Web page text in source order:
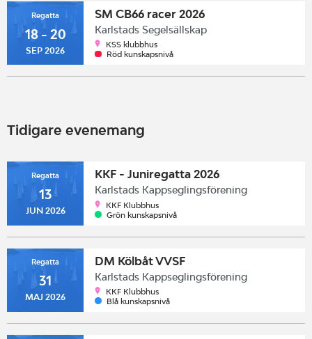
Regatta
18 - 20
SEP 2026
SM CB66 racer 2026
Karlstads Segelsällskap
KSS klubbhus
Röd kunskapsnivå
Tidigare evenemang
Regatta
13
JUN 2026
KKF - Juniregatta 2026
Karlstads Kappseglingsförening
KKF Klubbhus
Grön kunskapsnivå
Regatta
31
MAJ 2026
DM Kölbåt VVSF
Karlstads Kappseglingsförening
KKF Klubbhus
Blå kunskapsnivå